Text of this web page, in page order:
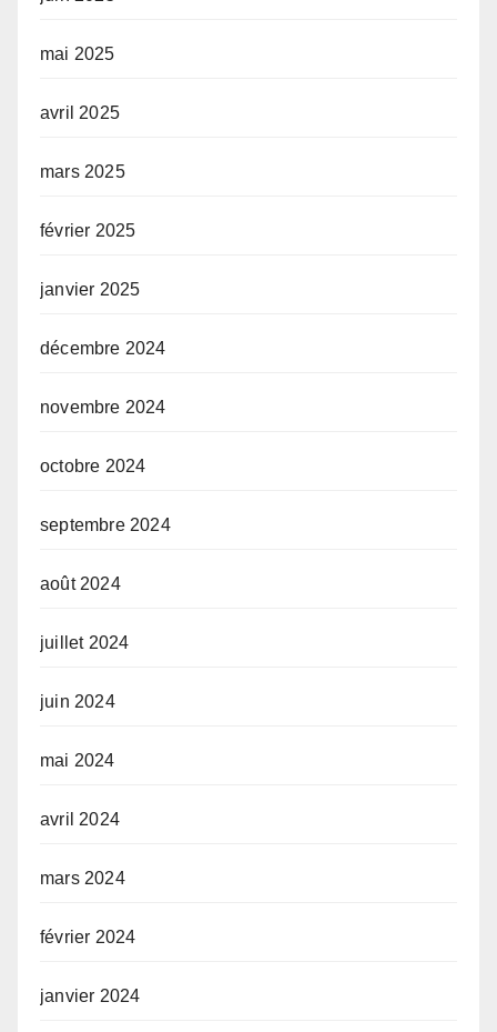
mai 2025
avril 2025
mars 2025
février 2025
janvier 2025
décembre 2024
novembre 2024
octobre 2024
septembre 2024
août 2024
juillet 2024
juin 2024
mai 2024
avril 2024
mars 2024
février 2024
janvier 2024